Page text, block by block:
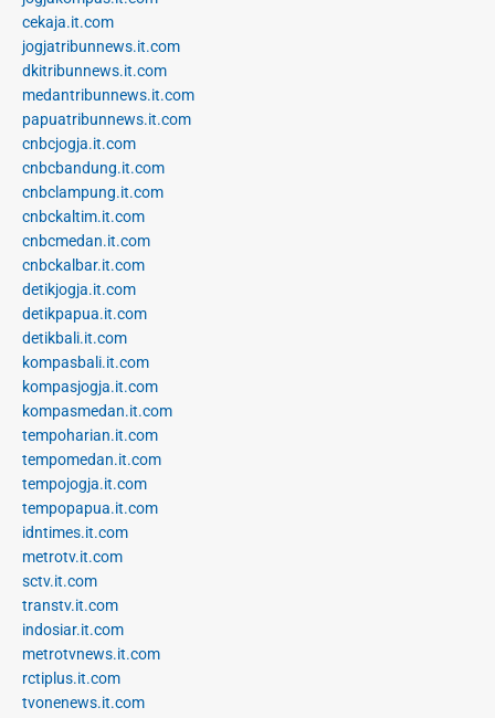
cekaja.it.com
jogjatribunnews.it.com
dkitribunnews.it.com
medantribunnews.it.com
papuatribunnews.it.com
cnbcjogja.it.com
cnbcbandung.it.com
cnbclampung.it.com
cnbckaltim.it.com
cnbcmedan.it.com
cnbckalbar.it.com
detikjogja.it.com
detikpapua.it.com
detikbali.it.com
kompasbali.it.com
kompasjogja.it.com
kompasmedan.it.com
tempoharian.it.com
tempomedan.it.com
tempojogja.it.com
tempopapua.it.com
idntimes.it.com
metrotv.it.com
sctv.it.com
transtv.it.com
indosiar.it.com
metrotvnews.it.com
rctiplus.it.com
tvonenews.it.com